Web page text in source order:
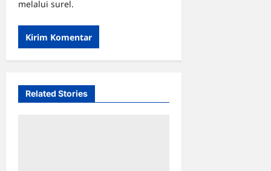
melalui surel.
Related Stories